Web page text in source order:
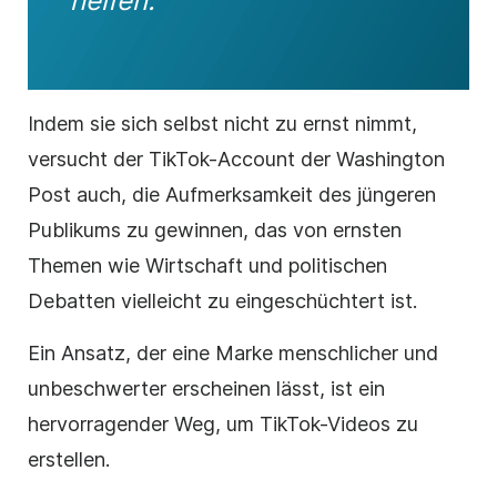
Indem sie sich selbst nicht zu ernst nimmt,
versucht der TikTok-Account der Washington
Post auch, die Aufmerksamkeit des jüngeren
Publikums zu gewinnen, das von ernsten
Themen wie Wirtschaft und politischen
Debatten vielleicht zu eingeschüchtert ist.
Ein Ansatz, der eine Marke menschlicher und
unbeschwerter erscheinen lässt, ist ein
hervorragender Weg, um TikTok-Videos zu
erstellen.